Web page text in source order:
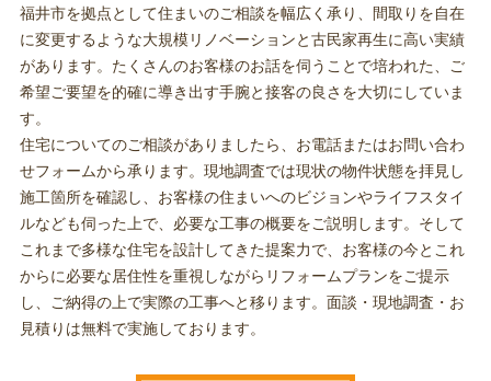
福井市を拠点として住まいのご相談を幅広く承り、間取りを自在
に変更するような大規模リノベーションと古民家再生に高い実績
があります。たくさんのお客様のお話を伺うことで培われた、ご
希望ご要望を的確に導き出す手腕と接客の良さを大切にしていま
す。
住宅についてのご相談がありましたら、お電話またはお問い合わ
せフォームから承ります。現地調査では現状の物件状態を拝見し
施工箇所を確認し、お客様の住まいへのビジョンやライフスタイ
ルなども伺った上で、必要な工事の概要をご説明します。そして
これまで多様な住宅を設計してきた提案力で、お客様の今とこれ
からに必要な居住性を重視しながらリフォームプランをご提示
し、ご納得の上で実際の工事へと移ります。面談・現地調査・お
見積りは無料で実施しております。